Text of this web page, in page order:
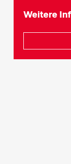
Weitere
Newsletter
ist eine